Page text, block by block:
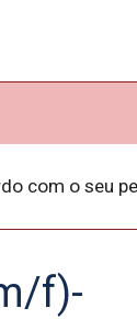
com o seu
f)-